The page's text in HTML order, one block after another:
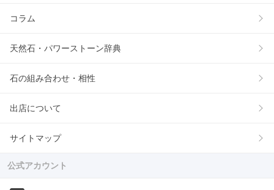
コラム
天然石・パワーストーン辞典
石の組み合わせ・相性
出店について
サイトマップ
公式アカウント